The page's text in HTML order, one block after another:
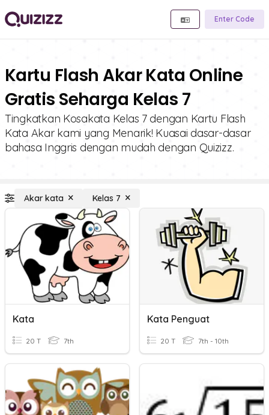
Enter Code
Kartu Flash Akar Kata Online
Gratis Seharga Kelas 7
Tingkatkan Kosakata Kelas 7 dengan Kartu Flash
Kata Akar kami yang Menarik! Kuasai dasar-dasar
bahasa Inggris dengan mudah dengan Quizizz.
Akar kata Kelas 7
Kata
20 T 7th
Kata Penguat
20 T 7th - 10th